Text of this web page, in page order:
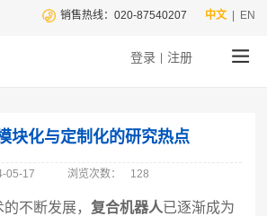
| EN
中文
销售热线：020-87540207
登录 注册
块化与定制化的研究热点
05-17 浏览次数： 128
不断发展， 复合机器人已逐渐成为